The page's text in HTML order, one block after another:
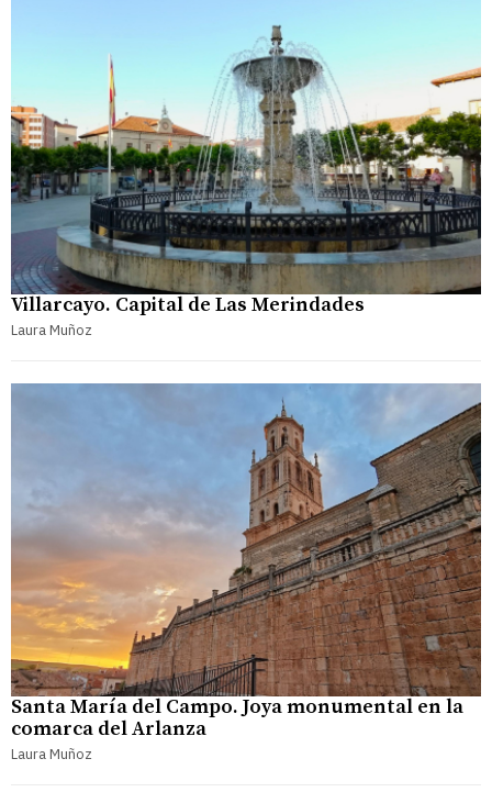
Villarcayo. Capital de Las Merindades
Laura Muñoz
Santa María del Campo. Joya monumental en la
comarca del Arlanza
Laura Muñoz